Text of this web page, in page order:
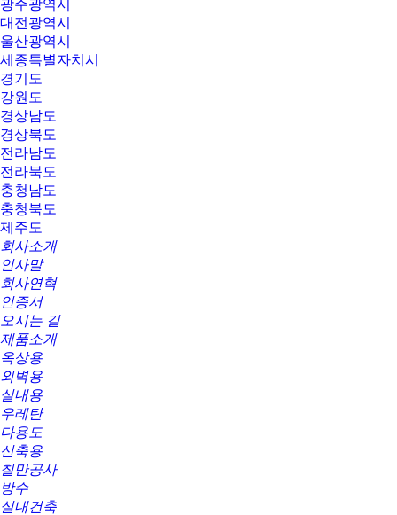
광주광역시
대전광역시
울산광역시
세종특별자치시
경기도
강원도
경상남도
경상북도
전라남도
전라북도
충청남도
충청북도
제주도
회사소개
인사말
회사연혁
인증서
오시는 길
제품소개
옥상용
외벽용
실내용
우레탄
다용도
신축용
칠만공사
방수
실내건축